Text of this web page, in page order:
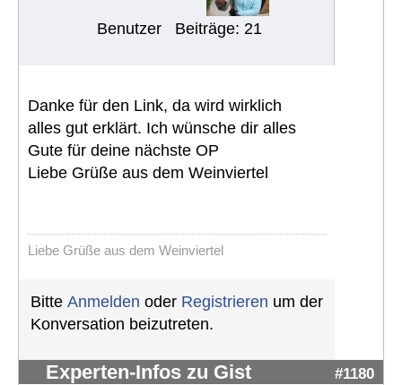
Benutzer Beiträge: 21
Danke für den Link, da wird wirklich
alles gut erklärt. Ich wünsche dir alles
Gute für deine nächste OP
Liebe Grüße aus dem Weinviertel
Liebe Grüße aus dem Weinviertel
Bitte Anmelden oder Registrieren um der
Konversation beizutreten.
Experten-Infos zu Gist #1180